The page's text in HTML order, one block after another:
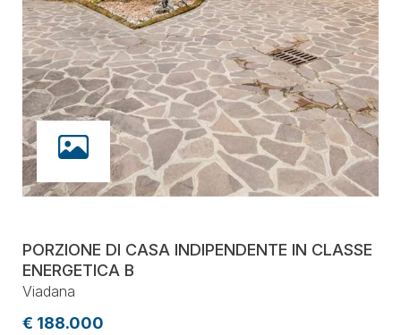
PORZIONE DI CASA INDIPENDENTE IN CLASSE
ENERGETICA B
Viadana
€ 188.000